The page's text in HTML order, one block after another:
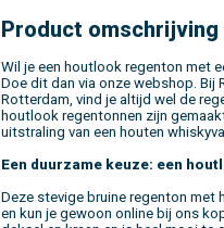
Product omschrijving
Wil je een houtlook regenton met
Doe dit dan via onze webshop. Bij
Rotterdam, vind je altijd wel de
houtlook regentonnen zijn
uitstraling van een houten
Een duurzame keuze: een
Deze stevige bruine regenton met
en kun je gewoon online bij ons